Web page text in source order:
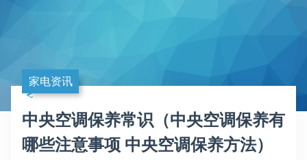
家电资讯
中央空调保养常识（中央空调保养有
哪些注意事项 中央空调保养方法）